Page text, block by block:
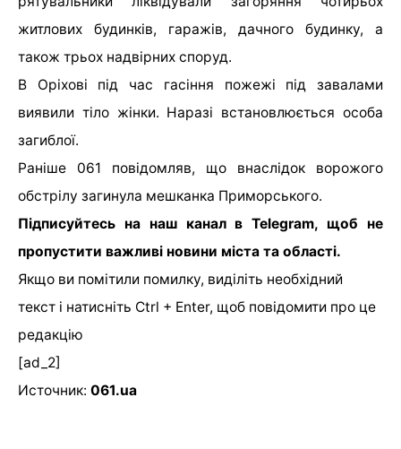
житлових будинків, гаражів, дачного будинку, а
також трьох надвірних споруд.
В Оріхові під час гасіння пожежі під завалами
виявили тіло жінки. Наразі встановлюється особа
загиблої.
Раніше 061 повідомляв, що внаслідок ворожого
обстрілу загинула мешканка Приморського.
Підписуйтесь на наш канал в Telegram, щоб не
пропустити важливі новини міста та області.
Якщо ви помітили помилку, виділіть необхідний
текст і натисніть Ctrl + Enter, щоб повідомити про це
редакцію
[ad_2]
Источник: 061.ua